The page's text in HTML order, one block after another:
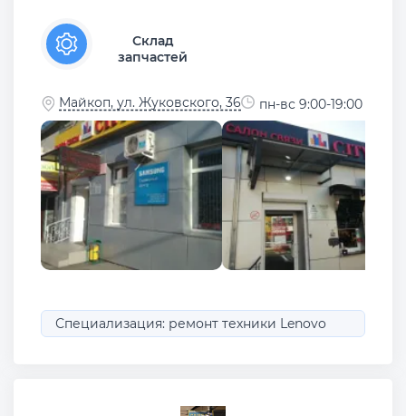
Склад
запчастей
Майкоп, ул. Жуковского, 36 пн-вс 9:00-19:00
Специализация: ремонт техники Lenovo